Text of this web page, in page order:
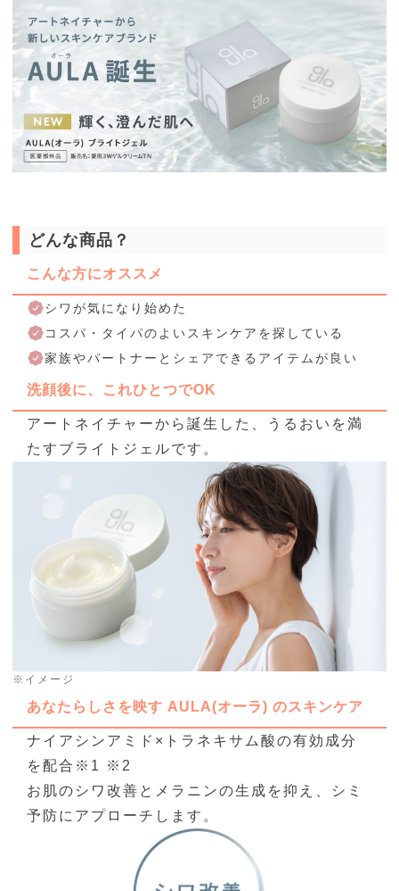
どんな商品？
こんな方にオススメ
シワが気になり始めた
コスパ・タイパのよいスキンケアを探している
家族やパートナーとシェアできるアイテムが良い
洗顔後に、これひとつでOK
アートネイチャーから誕生した、うるおいを満
たすブライトジェルです。
※イメージ
あなたらしさを映す AULA(オーラ) のスキンケア
ナイアシンアミド×トラネキサム酸の有効成分
を配合 ※1 ※2
お肌のシワ改善とメラニンの⽣成を抑え、シミ
予防にアプローチします。